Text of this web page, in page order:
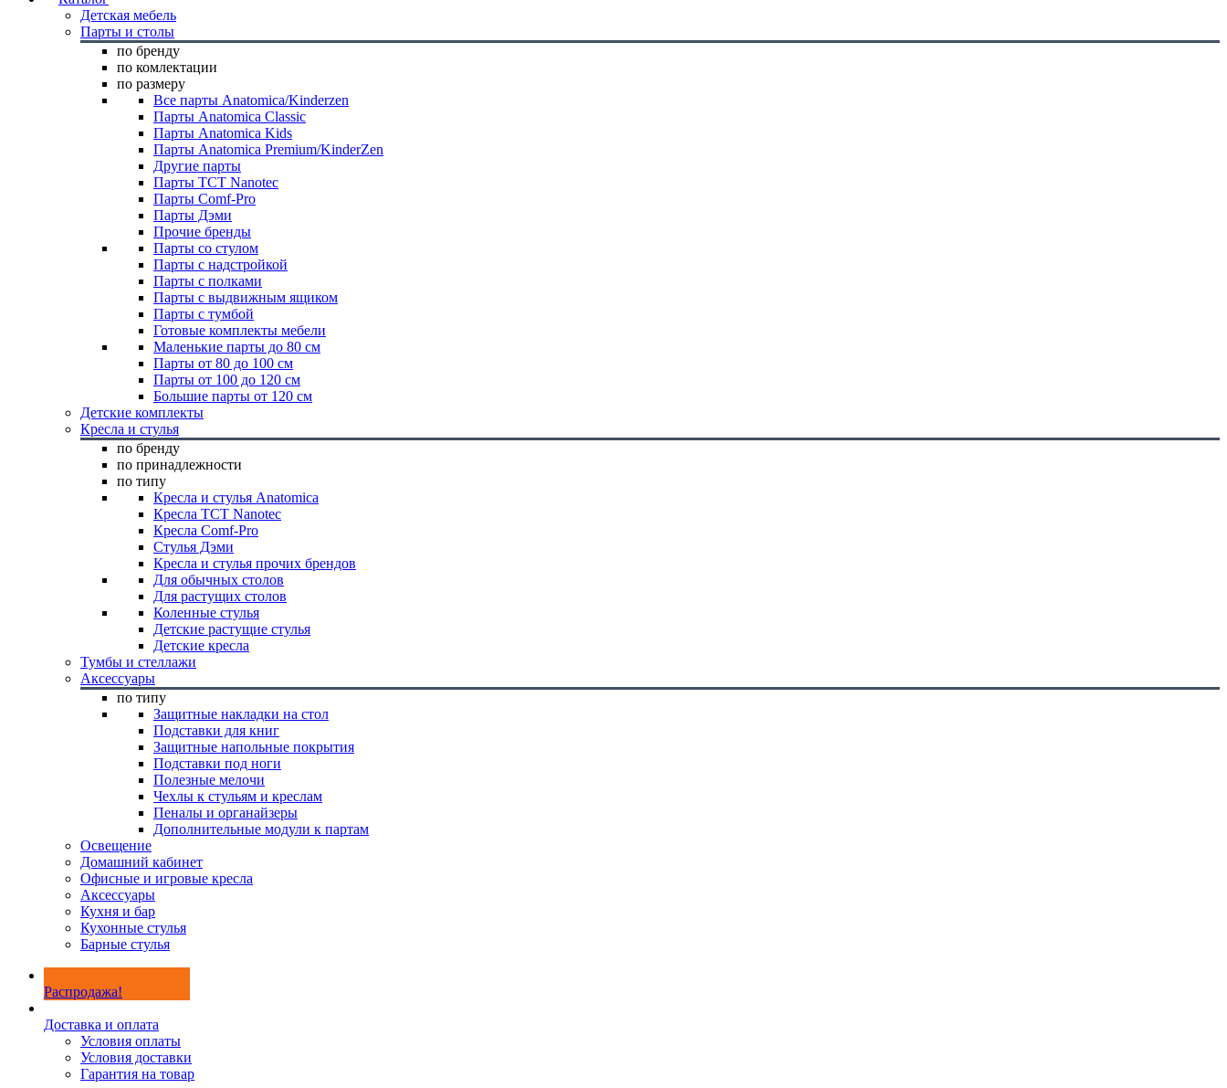
Детская мебель
Парты и столы
по бренду
по комлектации
по размеру
Все парты Anatomica/Kinderzen
Парты Anatomica Classic
Парты Anatomica Kids
Парты Anatomica Premium/KinderZen
Другие парты
Парты TCT Nanotec
Парты Comf-Pro
Парты Дэми
Прочие бренды
Парты со стулом
Парты с надстройкой
Парты с полками
Парты с выдвижным ящиком
Парты с тумбой
Готовые комплекты мебели
Маленькие парты до 80 см
Парты от 80 до 100 см
Парты от 100 до 120 см
Большие парты от 120 см
Детские комплекты
Кресла и стулья
по бренду
по принадлежности
по типу
Кресла и стулья Anatomica
Кресла TCT Nanotec
Кресла Comf-Pro
Стулья Дэми
Кресла и стулья прочих брендов
Для обычных столов
Для растущих столов
Коленные стулья
Детские растущие стулья
Детские кресла
Тумбы и стеллажи
Аксессуары
по типу
Защитные накладки на стол
Подставки для книг
Защитные напольные покрытия
Подставки под ноги
Полезные мелочи
Чехлы к стульям и креслам
Пеналы и органайзеры
Дополнительные модули к партам
Освещение
Домашний кабинет
Офисные и игровые кресла
Аксессуары
Кухня и бар
Кухонные стулья
Барные стулья
Распродажа!
Доставка и оплата
Условия оплаты
Условия доставки
Гарантия на товар